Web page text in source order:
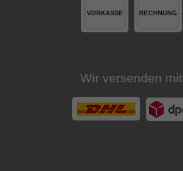
Wir versenden mit